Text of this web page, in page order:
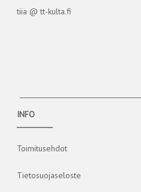
tiia @ tt-kulta.fi
INFO
Toimitusehdot
Tietosuojaseloste